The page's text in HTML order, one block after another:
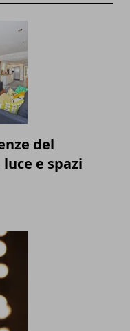
del
e spazi